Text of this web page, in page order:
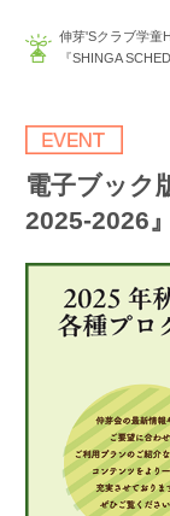
伸芽'Sクラブ学童
『SHINGA
電子ブック
2025-2026